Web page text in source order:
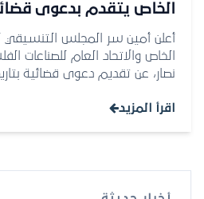
الخاص يتقدم بدعوى
تقليص ساعات عمل معبر
أعلن أمين سر المجلس
الخاص والاتحاد العام للصناعات
نصار، عن تقديم دعوى قضائية
اقرأ المزيد